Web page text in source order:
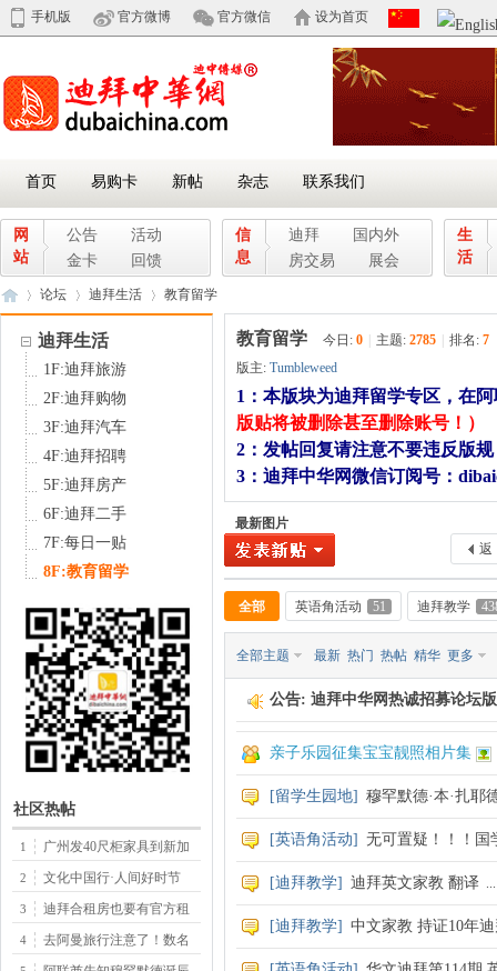
手机版 官方微博 官方微信 设为首页
首页 易购卡 新帖 杂志 联系我们
网
站
公告
活动
金卡
回馈
信
息
迪拜
国内外
房交易
展会
生
活
传
论坛
›
迪拜生活 教育留学
教育留学 今日: 0 主题: 2785 排名: 7
版主: Tumbleweed
1：本版块为迪拜留学专区，在
版贴将被删除甚至删除账号！）
2：发帖回复请注意不要违反版
3：迪拜中华网微信订阅号：
最新图片
返
全部 英语角活动 51 迪拜教学
全部主题 最新 热门 热帖 精华 更多
公告: 迪拜中华网热诚招募论坛
亲子乐园征集宝宝靓照相片集
[留学生园地] 穆罕默德·本·扎耶
[英语角活动] 无可置疑！！！国
[迪拜教学] 迪拜英文家教 翻译 ...
[迪拜教学] 中文家教 持证10年
迪拜生活
1F:迪拜旅游
2F:迪拜购物
3F:迪拜汽车
4F:迪拜招聘
5F:迪拜房产
6F:迪拜二手
7F:每日一贴
8F:教育留学
社区热帖
1 广州发40尺柜家具到新加
2 文化中国行·人间好时节
3 迪拜合租房也要有官方租
4 去阿曼旅行注意了！数名